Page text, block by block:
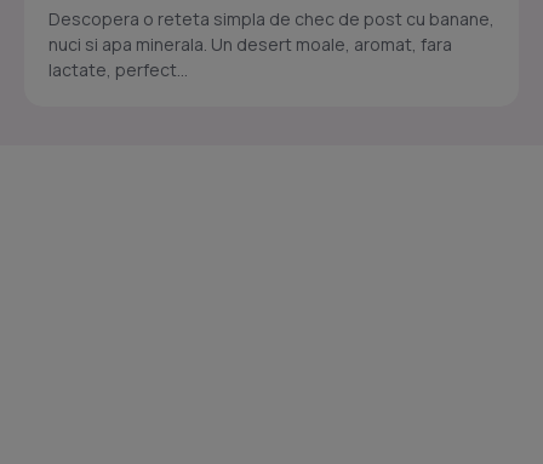
Descopera o reteta simpla de chec de post cu banane,
nuci si apa minerala. Un desert moale, aromat, fara
lactate, perfect...